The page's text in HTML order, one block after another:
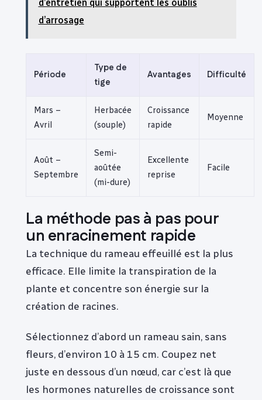
d’entretien qui supportent les oublis
d’arrosage
Période
Type de
tige
Avantages Difficulté
Mars –
Avril
Herbacée
(souple)
Croissance
rapide
Moyenne
Août –
Septembre
Semi-
aoûtée
(mi-dure)
Excellente
reprise
Facile
La méthode pas à pas pour
un enracinement rapide
La technique du rameau effeuillé est la plus
efficace. Elle limite la transpiration de la
plante et concentre son énergie sur la
création de racines.
Sélectionnez d’abord un rameau sain, sans
fleurs, d’environ 10 à 15 cm. Coupez net
juste en dessous d’un nœud, car c’est là que
les hormones naturelles de croissance sont